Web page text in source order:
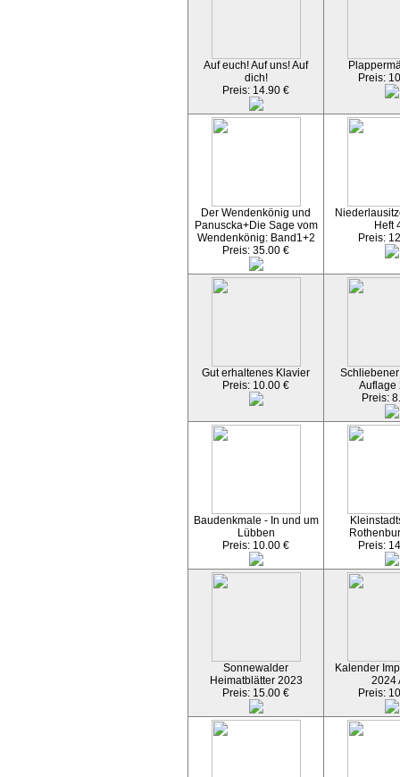
Auf euch! Auf uns! Auf
dich!
Preis: 14.90 €
Preis:
Der Wendenkönig und
Panuscka+Die Sage vom
Wendenkönig: Band1+2
Preis: 35.00 €
Heft
Preis:
Gut erhaltenes Klavier
Preis: 10.00 €
Auflage
Preis:
Baudenkmale - In und um
Lübben
Preis: 10.00 €
Preis:
Sonnewalder
Heimatblätter 2023
Preis: 15.00 €
Kalender
2024
Preis: